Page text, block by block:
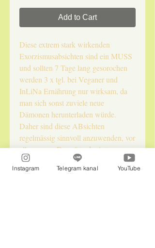
Add to Cart
Diese extrem stark wirkenden
Exorzismusabsichten sind ein MUSS
und sollten 7 Tage lang gesorochen
werden 3 x tgl. bei Veganer und
InLiNa Ernährung nur wirksam, da
man sich sonst zuviele neue
Dämonen herunterladen würde.
Daher sind diese ABsichten
regelmässig sinnvoll anzuwenden, vor
allem wenn Du wütend wirst.
Instagram Telegram kanal YouTube